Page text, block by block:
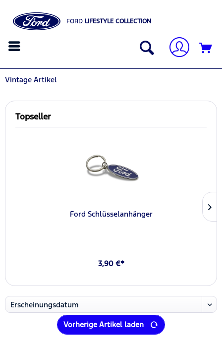
FORD LIFESTYLE COLLECTION
Vintage Artikel
Topseller
Ford Schlüsselanhänger
3,90 €*
Vorherige Artikel laden